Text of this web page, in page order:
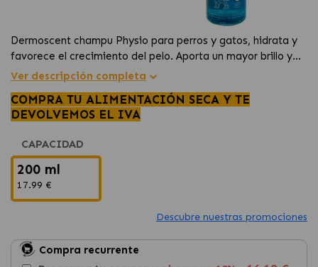
Dermoscent champu Physio para perros y gatos, hidrata y
favorece el crecimiento del pelo. Aporta un mayor brillo y
una perfecta salud al pelaje del perro.
Ver descripción completa
COMPRA TU ALIMENTACIÓN SECA Y TE
DEVOLVEMOS EL IVA
CAPACIDAD
200 ml
17.99 €
Descubre nuestras promociones
Compra recurrente